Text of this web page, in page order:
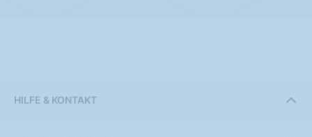
HILFE & KONTAKT